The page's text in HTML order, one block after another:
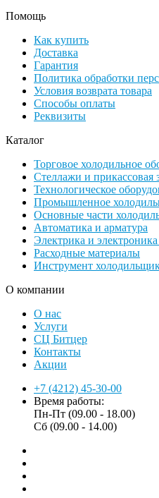
Помощь
Как купить
Доставка
Гарантия
Политика обработки
Условия возврата товара
Способы оплаты
Реквизиты
Каталог
Торговое холодильное
Стеллажи и прикассовая
Технологическое
Промышленное
Основные части
Автоматика и арматура
Электрика и
Расходные материалы
Инструмент
О компании
О нас
Услуги
СЦ Битцер
Контакты
Акции
+7 (4212) 45-30-00
Время работы:
Пн-Пт (09.00 - 18.00)
Сб (09.00 - 14.00)